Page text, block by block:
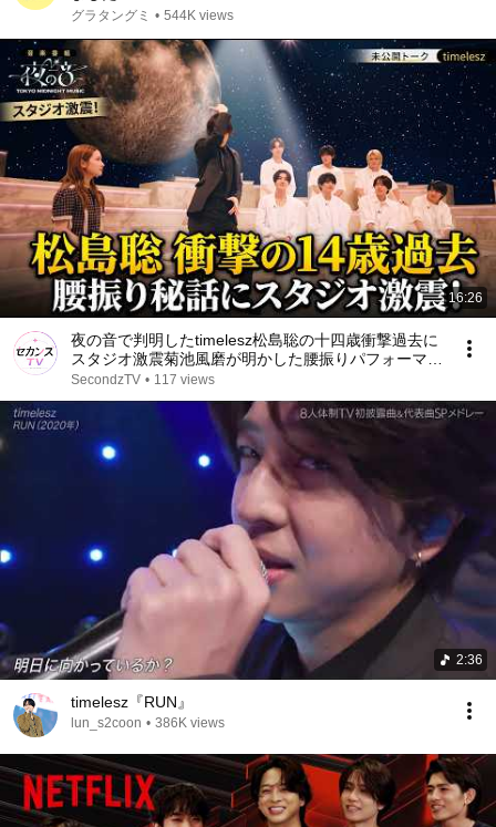
グラタングミ • 544K views
16:26
夜の音で判明したtimelesz松島聡の十四歳衝撃過去に
スタジオ激震菊池風磨が明かした腰振りパフォーマン
ス秘話の全貌 - セカンズTV
SecondzTV • 117 views
2:36
timelesz『RUN』
lun_s2coon • 386K views